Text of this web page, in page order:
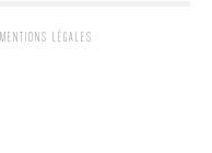
MENTIONS LÉGALES